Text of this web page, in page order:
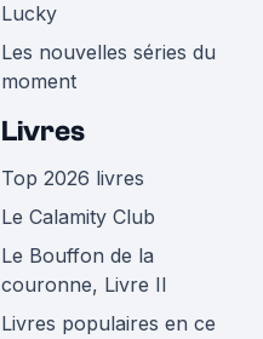
Lucky
Les nouvelles séries du
moment
Livres
Top 2026 livres
Le Calamity Club
Le Bouffon de la
couronne, Livre II
Livres populaires en ce